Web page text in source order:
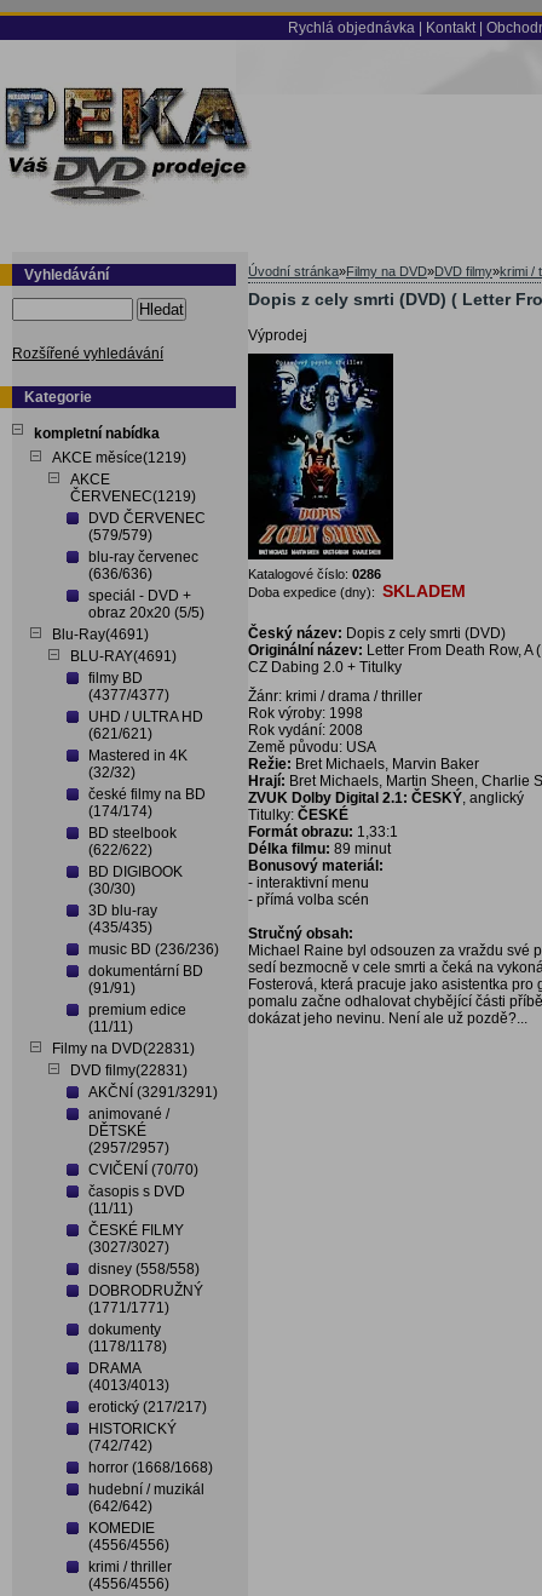
Rychlá objednávka Kontakt
Vyhledávání
Hledat
Rozšířené vyhledávání
Kategorie
kompletní nabídka
AKCE měsíce(1219)
AKCE
ČERVENEC(1219)
DVD ČERVENEC
(579/579)
blu-ray červenec
(636/636)
speciál - DVD +
obraz 20x20 (5/5)
Blu-Ray(4691)
BLU-RAY(4691)
filmy BD
(4377/4377)
UHD / ULTRA HD
(621/621)
Mastered in 4K
(32/32)
české filmy na BD
(174/174)
BD steelbook
(622/622)
BD DIGIBOOK
(30/30)
3D blu-ray
(435/435)
music BD (236/236)
dokumentární BD
(91/91)
premium edice
(11/11)
Filmy na DVD(22831)
DVD filmy(22831)
AKČNÍ (3291/3291)
animované /
DĚTSKÉ
(2957/2957)
CVIČENÍ (70/70)
časopis s DVD
(11/11)
ČESKÉ FILMY
(3027/3027)
disney (558/558)
DOBRODRUŽNÝ
(1771/1771)
dokumenty
(1178/1178)
DRAMA
(4013/4013)
erotický (217/217)
HISTORICKÝ
(742/742)
horror (1668/1668)
hudební / muzikál
(642/642)
KOMEDIE
(4556/4556)
krimi / thriller
(4556/4556)
Úvodní stránka»Filmy na DVD»DVD filmy»krimi /
Dopis z cely smrti (DVD) ( Letter
Výprodej
Katalogové číslo: 0286
Doba expedice (dny): SKLADEM
Český název: Dopis z cely smrti (DVD)
Originální název: Letter From Death Row, A
CZ Dabing 2.0 + Titulky
Žánr: krimi / drama / thriller
Rok výroby: 1998
Rok vydání: 2008
Země původu: USA
Režie: Bret Michaels, Marvin Baker
Hrají: Bret Michaels, Martin Sheen, Charlie
ZVUK Dolby Digital 2.1: ČESKÝ, anglický
Titulky: ČESKÉ
Formát obrazu: 1,33:1
Délka filmu: 89 minut
Bonusový materiál:
- interaktivní menu
- přímá volba scén
Stručný obsah:
Michael Raine byl odsouzen za vraždu své
sedí bezmocně v cele smrti a čeká na
Fosterová, která pracuje jako asistentka
pomalu začne odhalovat chybějící části
dokázat jeho nevinu. Není ale už pozdě?...